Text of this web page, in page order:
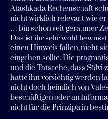
Atashkada Rechenschaft
nicht wirklich relevant wie er
… bin schon seit geraumer
Das ist ihr sehr wohl
einen Hinweis fallen, nicht
eingehen sollte. Die
und die Tatsache, dass Sölvi
hatte ihn vorsichtig werden
nicht doch heimlich von
beschäftigen oder an
nicht für die Prinzipalin